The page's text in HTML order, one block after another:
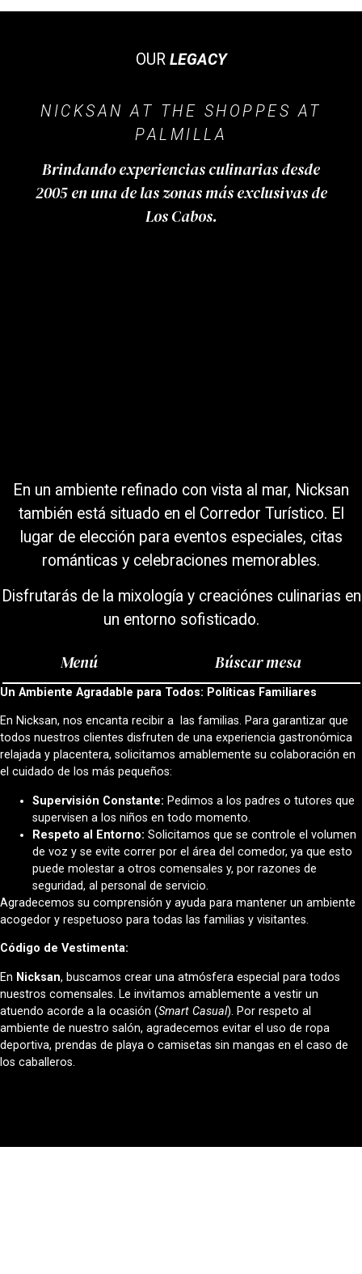
OUR LEGACY
NICKSAN AT THE SHOPPES AT
PALMILLA
Brindando experiencias culinarias desde
2005 en una de las zonas más exclusivas de
Los Cabos.
En un ambiente refinado con vista al mar, Nicksan
también está situado en el Corredor Turístico. El
lugar de elección para eventos especiales, citas
románticas y celebraciones memorables.
Disfrutarás de la mixología y creaciónes culinarias en
un entorno sofisticado.
Menú Búscar mesa
Un Ambiente Agradable para Todos: Políticas Familiares
En Nicksan, nos encanta recibir a las familias. Para garantizar que
todos nuestros clientes disfruten de una experiencia gastronómica
relajada y placentera, solicitamos amablemente su colaboración en
el cuidado de los más pequeños:
Supervisión Constante: Pedimos a los padres o tutores que
supervisen a los niños en todo momento.
Respeto al Entorno: Solicitamos que se controle el volumen
de voz y se evite correr por el área del comedor, ya que esto
puede molestar a otros comensales y, por razones de
seguridad, al personal de servicio.
Agradecemos su comprensión y ayuda para mantener un ambiente
acogedor y respetuoso para todas las familias y visitantes.
Código de Vestimenta:
En Nicksan, buscamos crear una atmósfera especial para todos
nuestros comensales. Le invitamos amablemente a vestir un
atuendo acorde a la ocasión (Smart Casual). Por respeto al
ambiente de nuestro salón, agradecemos evitar el uso de ropa
deportiva, prendas de playa o camisetas sin mangas en el caso de
los caballeros.